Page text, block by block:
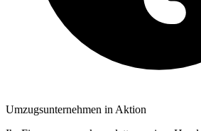
Umzugsunternehmen in Aktion